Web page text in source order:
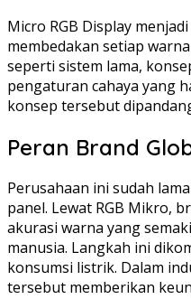
Micro RGB Display
membedakan setiap
seperti sistem lama,
pengaturan cahaya yang
konsep tersebut
Peran Brand
Perusahaan ini sudah
panel. Lewat RGB Mikro,
akurasi warna yang
manusia. Langkah ini
konsumsi listrik. Dalam
tersebut memberikan